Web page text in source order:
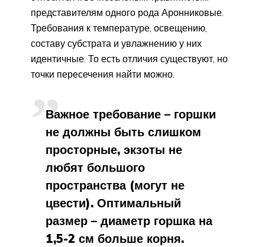
представителям одного рода Аронниковые.
Требования к температуре, освещению,
составу субстрата и увлажнению у них
идентичные. То есть отличия существуют, но
точки пересечения найти можно.
Важное требование – горшки
не должны быть слишком
просторные, экзоты не
любят большого
пространства (могут не
цвести). Оптимальный
размер – диаметр горшка на
1,5-2 см больше корня.